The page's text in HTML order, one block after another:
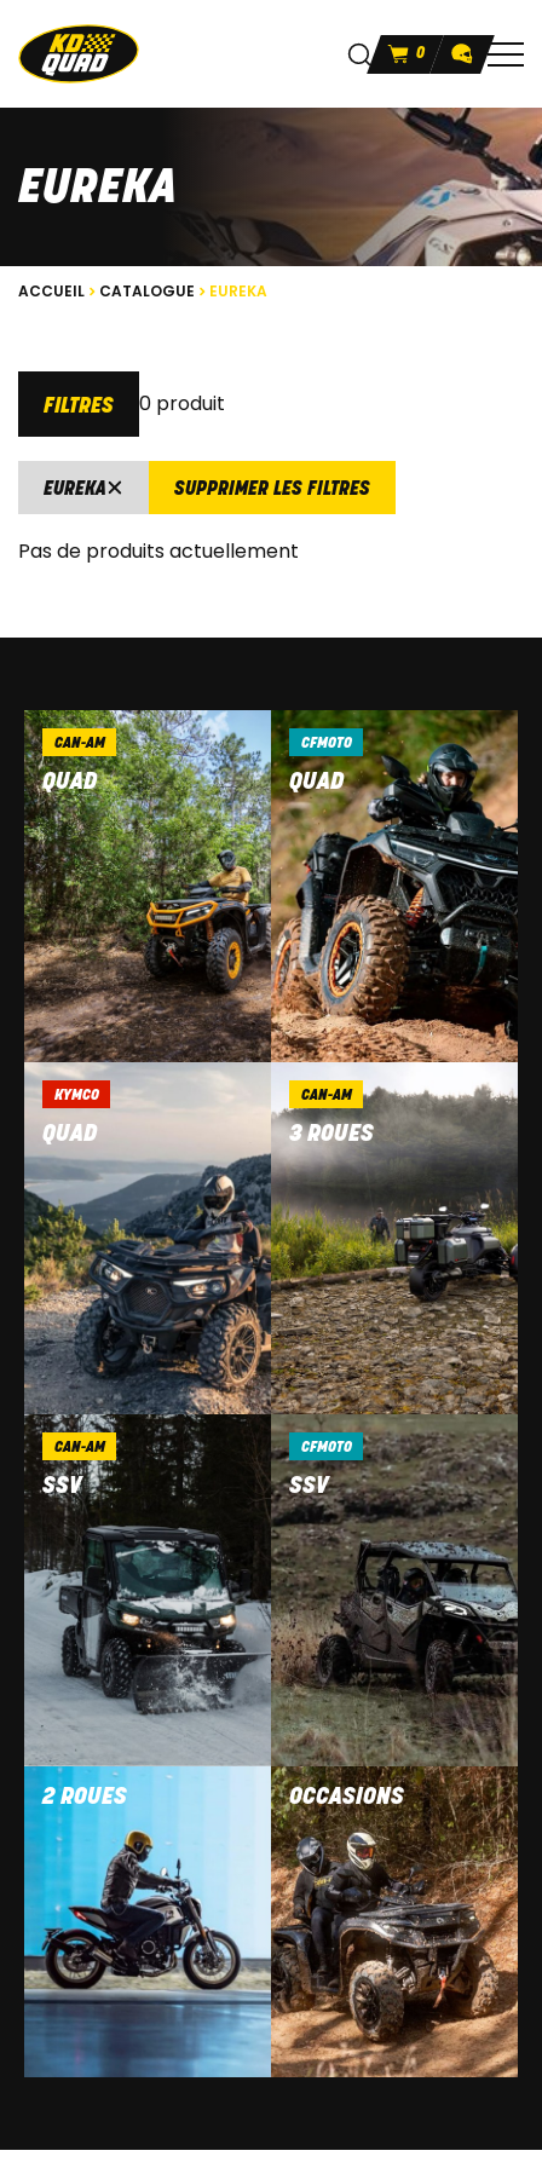
0
EUREKA
ACCUEIL CATALOGUE EUREKA
FILTRES 0 produit
EUREKA SUPPRIMER LES FILTRES
Pas de produits actuellement
CAN-AM
QUAD
CFMOTO
QUAD
KYMCO
QUAD
CAN-AM
3 ROUES
CAN-AM
SSV
CFMOTO
SSV
2 ROUES OCCASIONS